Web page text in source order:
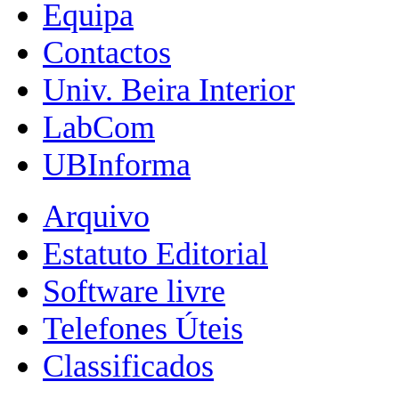
Equipa
Contactos
Univ. Beira Interior
LabCom
UBInforma
Arquivo
Estatuto Editorial
Software livre
Telefones Úteis
Classificados